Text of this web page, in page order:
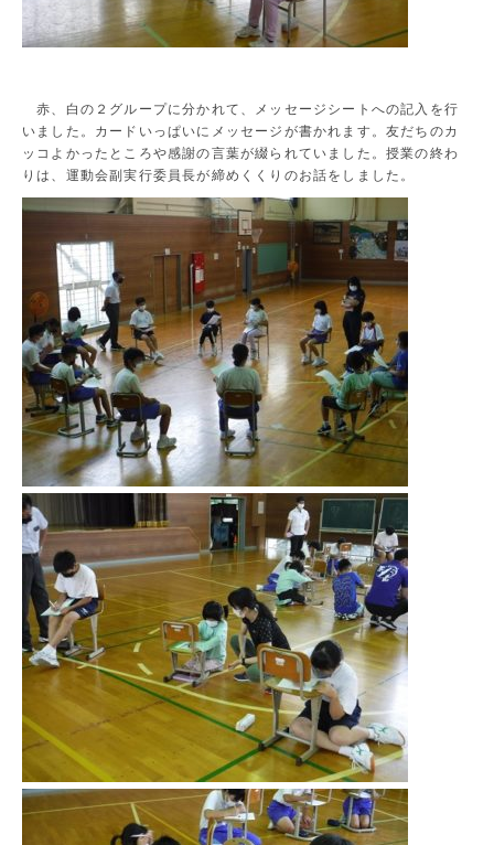
赤、白の２グループに分かれて、メッセージシートへの記入を行
いました。カードいっぱいにメッセージが書かれます。友だちのカ
ッコよかったところや感謝の言葉が綴られていました。授業の終わ
りは、運動会副実行委員長が締めくくりのお話をしました。